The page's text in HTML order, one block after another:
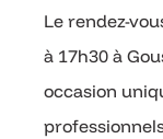
Le rendez-
à 17h30 à
occasion